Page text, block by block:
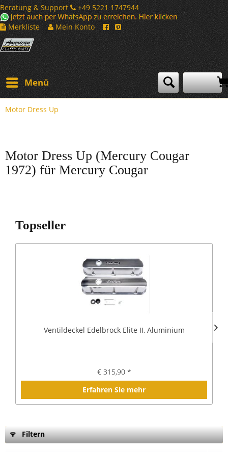
Beratung & Support
+49 5221 1747944
Merkliste
Mein Konto
Menü
Motor Dress Up
Motor Dress Up (Mercury Cougar
1972) für Mercury Cougar
Topseller
Ventildeckel Edelbrock Elite II, Aluminium
€ 315,90 *
Erfahren Sie mehr
Filtern